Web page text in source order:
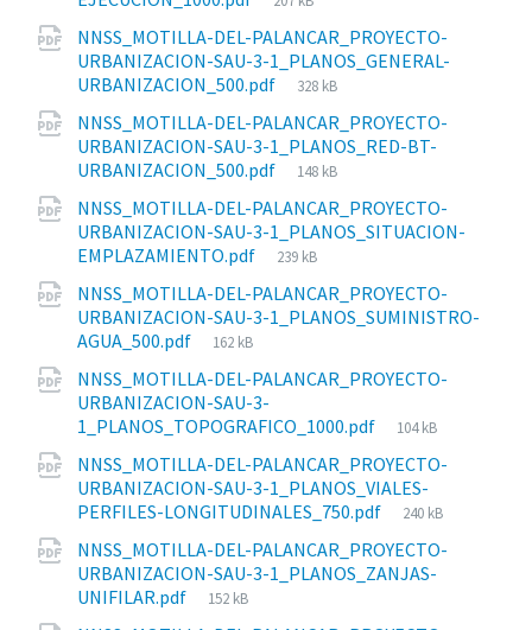
archivo:
NNSS_MOTILLA-DEL-PALANCAR_PROYECTO-
URBANIZACION-SAU-3-1_PLANOS_GENERAL-
URBANIZACION_500.pdf
Tamaño
archivo:
328 kB
NNSS_MOTILLA-DEL-PALANCAR_PROYECTO-
URBANIZACION-SAU-3-1_PLANOS_RED-BT-
URBANIZACION_500.pdf
Tamaño
archivo:
148 kB
NNSS_MOTILLA-DEL-PALANCAR_PROYECTO-
URBANIZACION-SAU-3-1_PLANOS_SITUACION-
EMPLAZAMIENTO.pdf
Tamaño
archivo:
239 kB
NNSS_MOTILLA-DEL-PALANCAR_PROYECTO-
URBANIZACION-SAU-3-1_PLANOS_SUMINISTRO-
AGUA_500.pdf
Tamaño
archivo:
162 kB
NNSS_MOTILLA-DEL-PALANCAR_PROYECTO-
URBANIZACION-SAU-3-
1_PLANOS_TOPOGRAFICO_1000.pdf
Tamaño
archivo:
104 kB
NNSS_MOTILLA-DEL-PALANCAR_PROYECTO-
URBANIZACION-SAU-3-1_PLANOS_VIALES-
PERFILES-LONGITUDINALES_750.pdf
Tamaño
archivo:
240 kB
NNSS_MOTILLA-DEL-PALANCAR_PROYECTO-
URBANIZACION-SAU-3-1_PLANOS_ZANJAS-
UNIFILAR.pdf
Tamaño
152 kB